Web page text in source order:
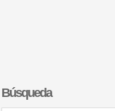
Búsqueda